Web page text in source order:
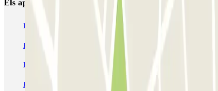
Els aparcaments més reservats
Pàrquing a Barcelona
Pàrquing a Aeroport de Barcelona-El Prat (BCN)
Pàrquing T1 AENA Aeropuerto Barcelona-El Prat
Pàrquing a Madrid Pàrquing a Venecia